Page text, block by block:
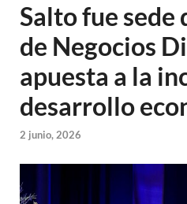
Salto fue sede
de Negocios
apuesta a la
desarrollo
2 junio, 2026